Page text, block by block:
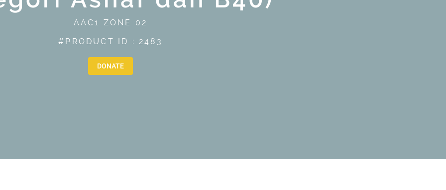
AAC1 ZONE 02
#PRODUCT ID : 2483
DONATE